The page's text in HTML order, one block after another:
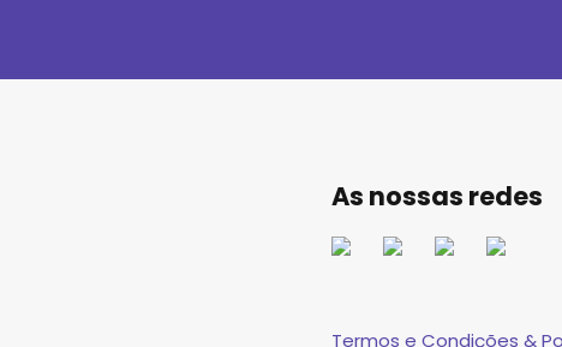
As nossas redes
Termos e Condições &